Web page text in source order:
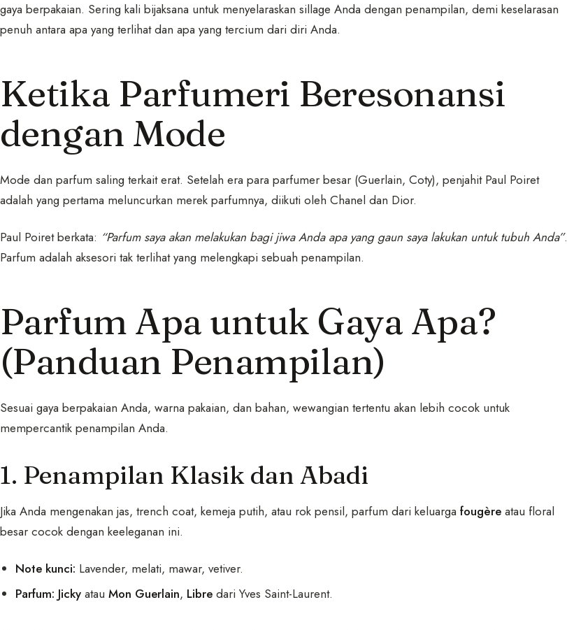
gaya berpakaian. Sering kali bijaksana untuk menyelaraskan sillage Anda dengan penampilan, demi keselarasan
penuh antara apa yang terlihat dan apa yang tercium dari diri Anda.
Ketika Parfumeri Beresonansi
dengan Mode
Mode dan parfum saling terkait erat. Setelah era para parfumer besar (Guerlain, Coty), penjahit Paul Poiret
adalah yang pertama meluncurkan merek parfumnya, diikuti oleh Chanel dan Dior.
Paul Poiret berkata: “Parfum saya akan melakukan bagi jiwa Anda apa yang gaun saya lakukan untuk tubuh Anda”.
Parfum adalah aksesori tak terlihat yang melengkapi sebuah penampilan.
Parfum Apa untuk Gaya Apa?
(Panduan Penampilan)
Sesuai gaya berpakaian Anda, warna pakaian, dan bahan, wewangian tertentu akan lebih cocok untuk
mempercantik penampilan Anda.
1. Penampilan Klasik dan Abadi
Jika Anda mengenakan jas, trench coat, kemeja putih, atau rok pensil, parfum dari keluarga fougère atau floral
besar cocok dengan keeleganan ini.
Note kunci: Lavender, melati, mawar, vetiver.
Parfum: Jicky atauMon Guerlain, Libre dari Yves Saint-Laurent.